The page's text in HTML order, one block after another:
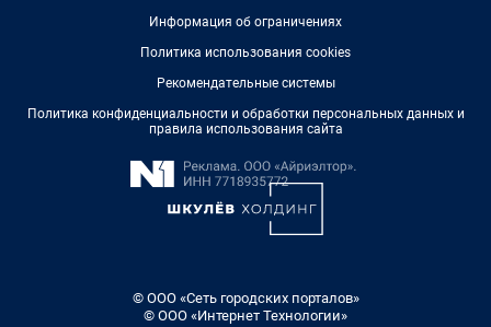
Информация об ограничениях
Политика использования cookies
Рекомендательные системы
Политика конфиденциальности и обработки персональных данных и
правила использования сайта
© ООО «Сеть городских порталов»
© ООО «Интернет Технологии»